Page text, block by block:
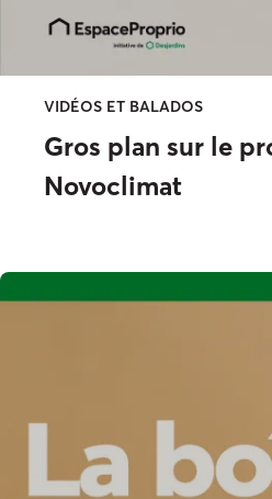
VIDÉOS ET BALADOS
Gros plan sur le
Novoclimat